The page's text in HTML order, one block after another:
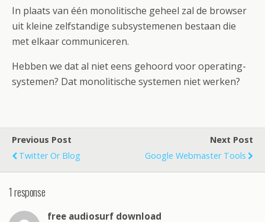
In plaats van één monolitische geheel zal de browser
uit kleine zelfstandige subsystemenen bestaan die
met elkaar communiceren.
Hebben we dat al niet eens gehoord voor operating-
systemen? Dat monolitische systemen niet werken?
Previous Post
Twitter Or Blog
Next Post
Google Webmaster Tools
1 response
free audiosurf download